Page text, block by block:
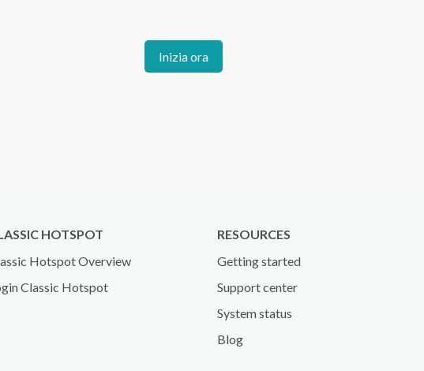
Inizia ora
HOTSPOT
Hotspot Overview
Classic Hotspot
RESOURCES
Getting started
Support center
System status
Blog